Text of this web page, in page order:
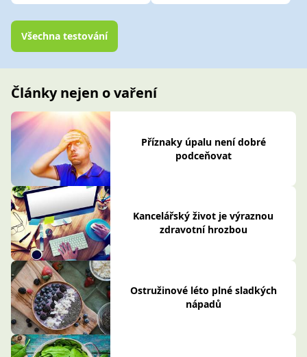
Všechna testování
Články nejen o vaření
Příznaky úpalu není dobré
podceňovat
Kancelářský život je výraznou
zdravotní hrozbou
Ostružinové léto plné sladkých
nápadů